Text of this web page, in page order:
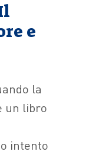
e
la
un libro
intento